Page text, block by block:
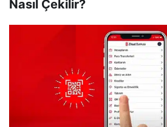
Nasıl Çekilir?